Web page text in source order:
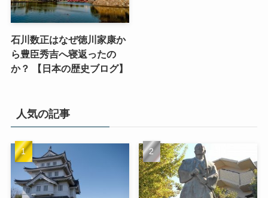
石川数正はなぜ徳川家康か
ら豊臣秀吉へ寝返ったの
か？ 【日本の歴史ブログ】
人気の記事